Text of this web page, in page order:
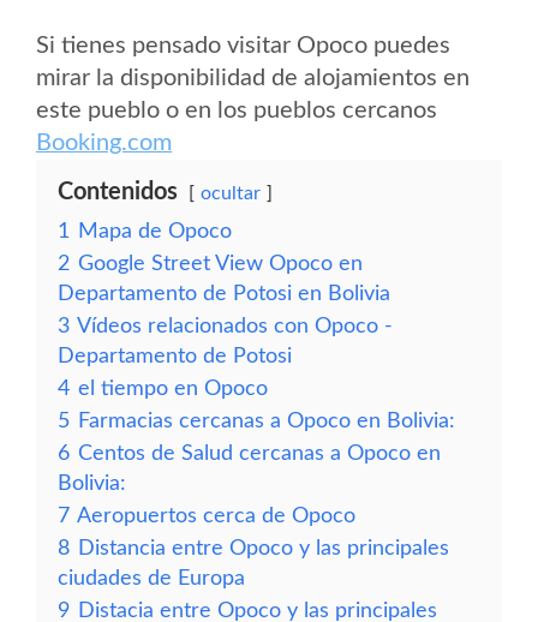
Si tienes pensado visitar Opoco puedes
mirar la disponibilidad de alojamientos en
este pueblo o en los pueblos cercanos
Booking.com
Contenidos ocultar
1
Mapa de Opoco
2 Google Street View Opoco en
Departamento de Potosi en Bolivia
3 Vídeos relacionados con Opoco -
Departamento de Potosi
4 el tiempo en Opoco
5 Farmacias cercanas a Opoco en Bolivia:
6 Centos de Salud cercanas a Opoco en
Bolivia:
7 Aeropuertos cerca de Opoco
8 Distancia entre Opoco y las principales
ciudades de Europa
9 Distacia entre Opoco y las principales